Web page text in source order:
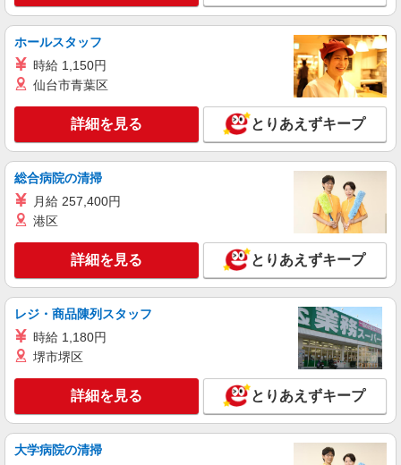
ホールスタッフ
時給 1,150円
仙台市青葉区
詳細を見る とりあえずキープ
総合病院の清掃
月給 257,400円
港区
詳細を見る とりあえずキープ
レジ・商品陳列スタッフ
時給 1,180円
堺市堺区
詳細を見る とりあえずキープ
大学病院の清掃